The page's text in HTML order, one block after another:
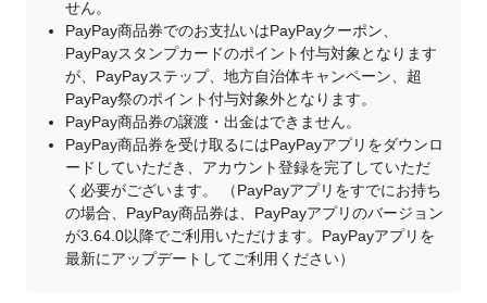
せん。
PayPay商品券でのお支払いはPayPayクーポン、
PayPayスタンプカードのポイント付与対象となります
が、PayPayステップ、地方自治体キャンペーン、超
PayPay祭のポイント付与対象外となります。
PayPay商品券の譲渡・出金はできません。
PayPay商品券を受け取るにはPayPayアプリをダウンロ
ードしていただき、アカウント登録を完了していただ
く必要がございます。 （PayPayアプリをすでにお持ち
の場合、PayPay商品券は、PayPayアプリのバージョン
が3.64.0以降でご利用いただけます。PayPayアプリを
最新にアップデートしてご利用ください）